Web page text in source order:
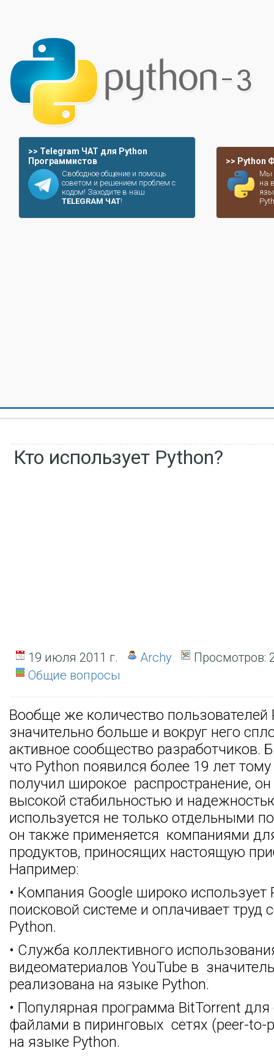
>> Telegram ЧАТ для Python
Программистов
Свободное общение и помощь
советом и решением проблем с
кодом! Заходите в наш
TELEGRAM ЧАТ!
>> Python
Мы
на
Кто использует Python?
19 июля 2011 г. Archy Просмотров:
Общие вопросы
Вообще же количество пользователей
значительно больше и вокруг него
активное сообщество разработчиков.
что Python появился более 19 лет
получил широкое распространение, он
высокой стабильностью и
используется не только отдельными
он также применяется компаниями
продуктов, приносящих настоящую
Например:
• Компания Google широко использует
поисковой системе и оплачивает труд
Python.
• Служба коллективного
видеоматериалов YouTube в
реализована на языке Python.
• Популярная программа BitTorrent
файлами в пиринговых сетях (peer-to-
на языке Python.